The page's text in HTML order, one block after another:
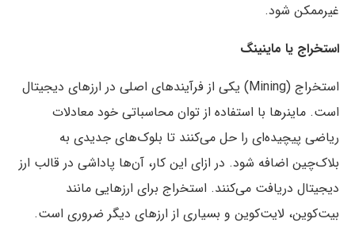
غیرممکن شود.
استخراج یا ماینینگ
استخراج (Mining) یکی از فرآیندهای اصلی در ارزهای دیجیتال
است. ماینرها با استفاده از توان محاسباتی خود معادلات
ریاضی پیچیده‌ای را حل می‌کنند تا بلوک‌های جدیدی به
بلاک‌چین اضافه شود. در ازای این کار، آن‌ها پاداشی در قالب ارز
دیجیتال دریافت می‌کنند. استخراج برای ارزهایی مانند
بیت‌کوین، لایت‌کوین و بسیاری از ارزهای دیگر ضروری است.